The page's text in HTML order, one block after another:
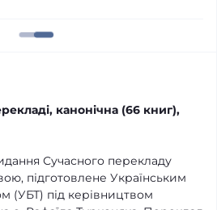
канонічна (66 книг),
Сучасного перекладу
підготовлене Українським
(УБТ) під керівництвом